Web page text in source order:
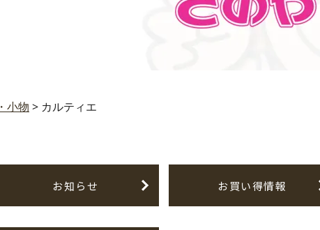
小物 > カルティエ
お知らせ お買い得情報